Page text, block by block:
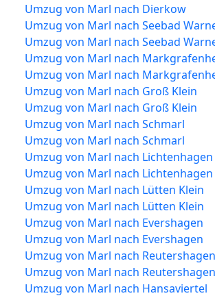
Umzug von Marl nach Dierkow
Umzug von Marl nach Seebad
Umzug von Marl nach Seebad
Umzug von Marl nach
Umzug von Marl nach
Umzug von Marl nach Groß Klein
Umzug von Marl nach Groß Klein
Umzug von Marl nach Schmarl
Umzug von Marl nach Schmarl
Umzug von Marl nach Lichtenhagen
Umzug von Marl nach Lichtenhagen
Umzug von Marl nach Lütten Klein
Umzug von Marl nach Lütten Klein
Umzug von Marl nach Evershagen
Umzug von Marl nach Evershagen
Umzug von Marl nach Reutershagen
Umzug von Marl nach Reutershagen
Umzug von Marl nach Hansaviertel